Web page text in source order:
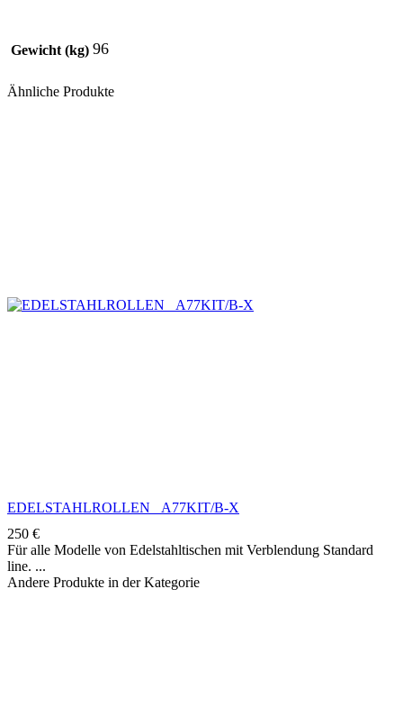
Gewicht (kg) 96
Ähnliche Produkte
EDELSTAHLROLLEN A77KIT/B-X
250 €
Für alle Modelle von Edelstahltischen mit Verblendung Standard
line.
Andere Produkte in der Kategorie